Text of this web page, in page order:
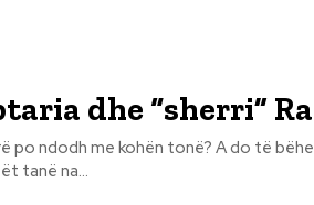
dhe “sherri”
tanë na...